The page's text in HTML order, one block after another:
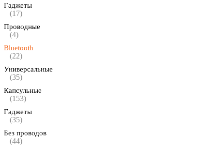
Гаджеты
(17)
Проводные
(4)
Bluetooth
(22)
Универсальные
(35)
Капсульные
(153)
Гаджеты
(35)
Без проводов
(44)